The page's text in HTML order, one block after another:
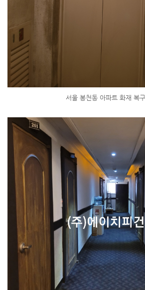
서울 봉천동 아파트 화재 복